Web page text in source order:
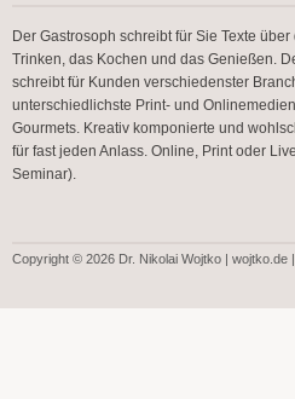
Der Gastrosoph schreibt für Sie Texte
Trinken, das Kochen und das Genießen.
schreibt für Kunden verschiedenster
unterschiedlichste Print- und
Gourmets. Kreativ komponierte und
für fast jeden Anlass. Online, Print oder
Seminar).
Copyright © 2026 Dr. Nikolai Wojtko | wojtko.de